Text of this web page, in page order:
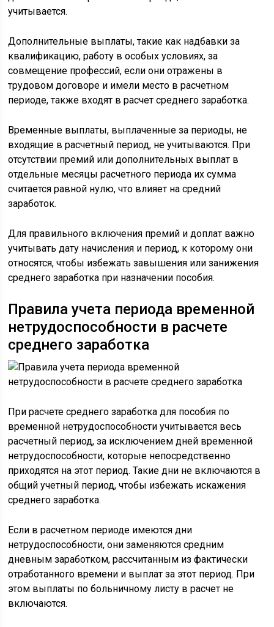
учитывается.
Дополнительные выплаты, такие как надбавки за
квалификацию, работу в особых условиях, за
совмещение профессий, если они отражены в
трудовом договоре и имели место в расчетном
периоде, также входят в расчет среднего заработка.
Временные выплаты, выплаченные за периоды, не
входящие в расчетный период, не учитываются. При
отсутствии премий или дополнительных выплат в
отдельные месяцы расчетного периода их сумма
считается равной нулю, что влияет на средний
заработок.
Для правильного включения премий и доплат важно
учитывать дату начисления и период, к которому они
относятся, чтобы избежать завышения или занижения
среднего заработка при назначении пособия.
Правила учета периода временной
нетрудоспособности в расчете
среднего заработка
При расчете среднего заработка для пособия по
временной нетрудоспособности учитывается весь
расчетный период, за исключением дней временной
нетрудоспособности, которые непосредственно
приходятся на этот период. Такие дни не включаются в
общий учетный период, чтобы избежать искажения
среднего заработка.
Если в расчетном периоде имеются дни
нетрудоспособности, они заменяются средним
дневным заработком, рассчитанным из фактически
отработанного времени и выплат за этот период. При
этом выплаты по больничному листу в расчет не
включаются.